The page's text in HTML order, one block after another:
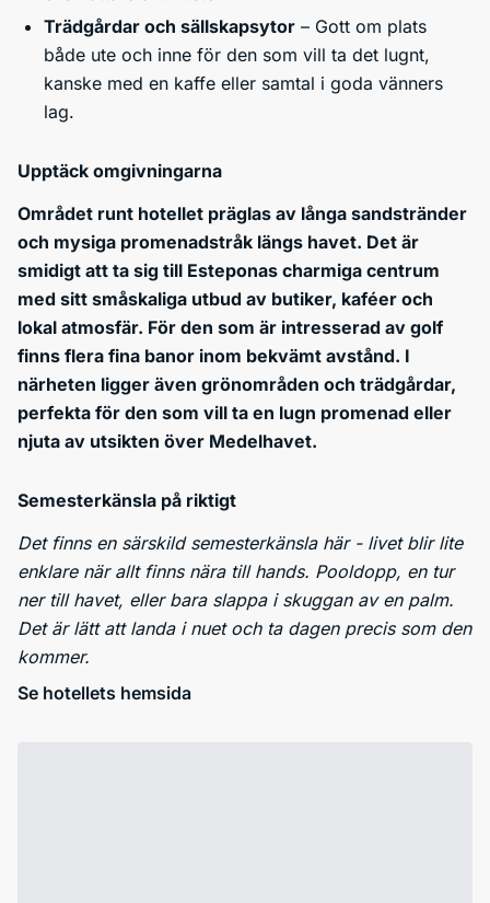
Trädgårdar och sällskapsytor – Gott om plats
både ute och inne för den som vill ta det lugnt,
kanske med en kaffe eller samtal i goda vänners
lag.
Upptäck omgivningarna
Området runt hotellet präglas av långa sandstränder
och mysiga promenadstråk längs havet. Det är
smidigt att ta sig till Esteponas charmiga centrum
med sitt småskaliga utbud av butiker, kaféer och
lokal atmosfär. För den som är intresserad av golf
finns flera fina banor inom bekvämt avstånd. I
närheten ligger även grönområden och trädgårdar,
perfekta för den som vill ta en lugn promenad eller
njuta av utsikten över Medelhavet.
Semesterkänsla på riktigt
Det finns en särskild semesterkänsla här - livet blir lite
enklare när allt finns nära till hands. Pooldopp, en tur
ner till havet, eller bara slappa i skuggan av en palm.
Det är lätt att landa i nuet och ta dagen precis som den
kommer.
Se hotellets hemsida